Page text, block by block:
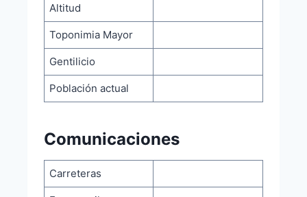
Altitud
Toponimia Mayor
Gentilicio
Población actual
Comunicaciones
Carreteras